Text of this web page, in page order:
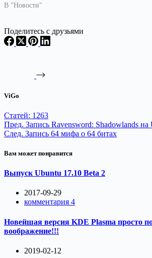
В "Новости"
Поделитесь с друзьями
ViGo
Статей: 1263
Пред. Запись Ravensword: Shadowlands на
След. Запись 64 мифа о 64 битах
Вам может понравится
Выпуск Ubuntu 17.10 Beta 2
2017-09-29
комментария 4
Новейшая версия KDE Plasma просто
воображение!!!
2019-02-12